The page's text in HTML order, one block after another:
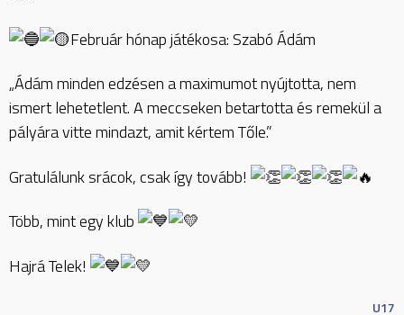
Február hónap játékosa: Szabó Ádám
„Ádám minden edzésen a maximumot nyújtotta, nem
ismert lehetetlent. A meccseken betartotta és remekül a
pályára vitte mindazt, amit kértem Tőle.”
Gratulálunk srácok, csak így tovább!
Több, mint egy klub
Hajrá Telek!
U17